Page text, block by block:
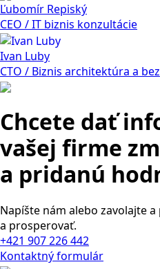
Ľubomír Repiský
CEO / IT biznis konzultácie
Ivan Luby
CTO / Biznis architektúra a
Chcete dať
vašej firme
a pridanú
Napíšte nám alebo zavolajte
a prosperovať.
+421 907 226 442
Kontaktný formulár